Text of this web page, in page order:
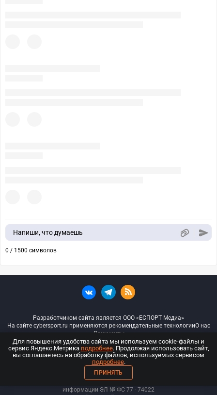
Напиши, что думаешь
0 / 1500 символов
Разработчиком сайта является ООО «ЕСПОРТ Медиа»
На сайте cybersport.ru применяются рекомендательные технологииО нас
Документы
© ООО «Киберспорт.ру» — Все права защищены
18+
ООО «Киберспорт.ру». Свидетельство о регистрации средств массовой
информации ЭЛ № ФС 77 - 74022
Для повышения удобства сайта мы используем cookie-файлы и
сервис Яндекс.Метрика подробнее. Продолжая использовать сайт,
вы соглашаетесь на обработку файлов, используемых сервисом
подробнее.
ПРИНЯТЬ